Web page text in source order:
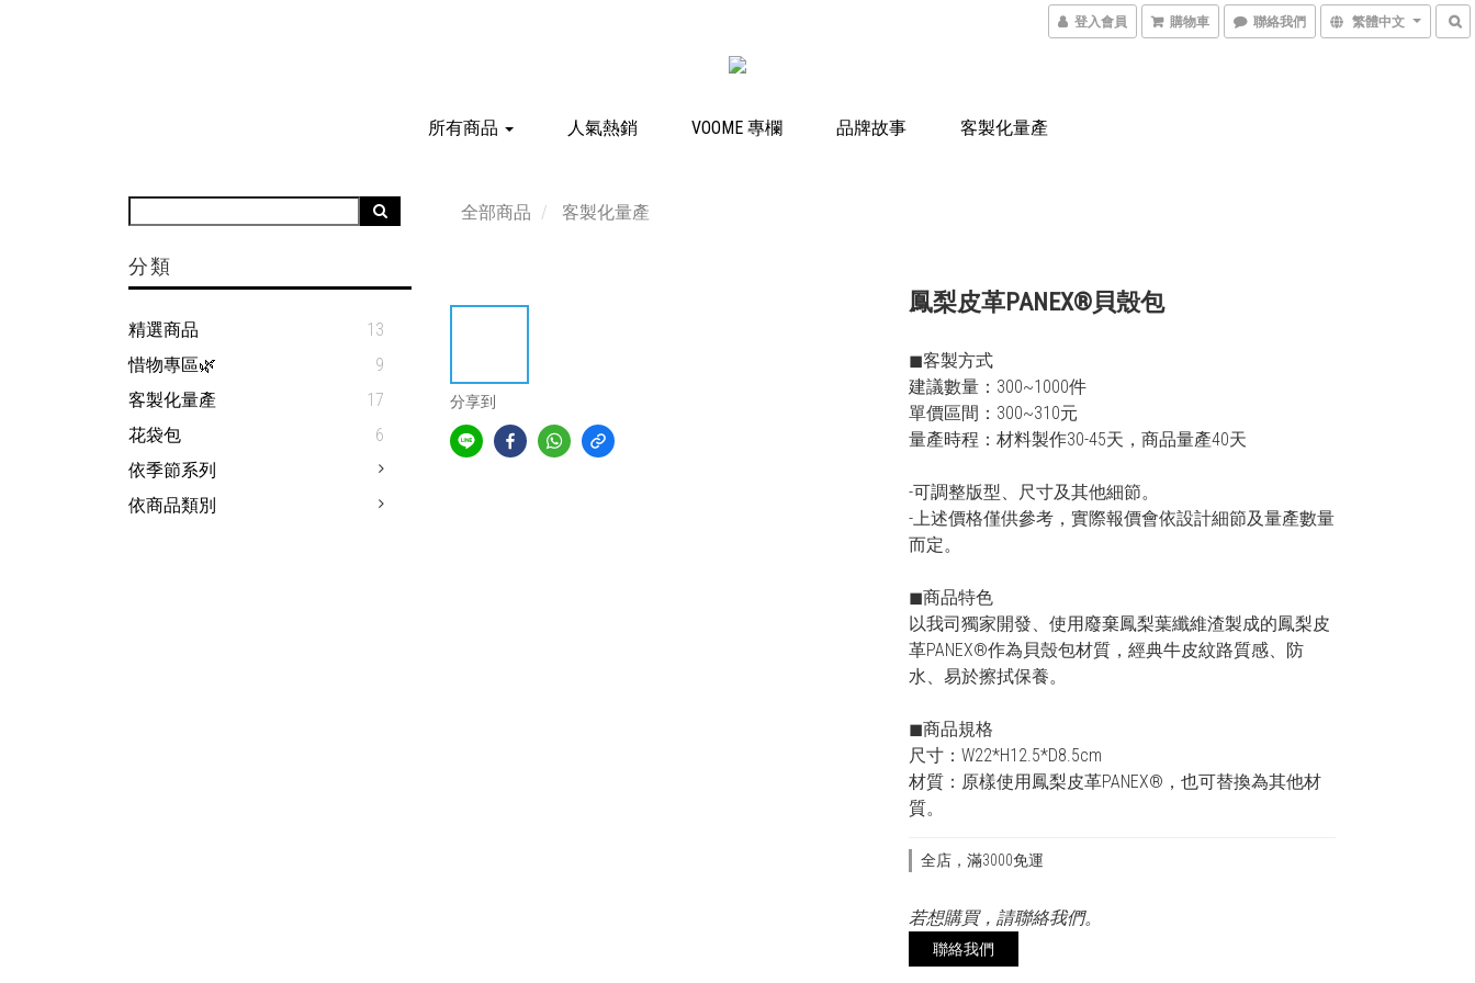
登入會員 購物車 聯絡我們 繁體中文
所有商品 人氣熱銷 VOOME 專欄 品牌故事 客製化量產
分類
精選商品
13
惜物專區🌿
9
客製化量產
17
花袋包
6
依季節系列
依商品類別
全部商品 客製化量產
分享到
鳳梨皮革PANEX®貝殼包
◼︎客製方式
建議數量：300~1000件
單價區間：300~310元
量產時程：材料製作30-45天，商品量產40天
-可調整版型、尺寸及其他細節。
-上述價格僅供參考，實際報價會依設計細節及量產數量
而定。
◼︎商品特色
以我司獨家開發、使用廢棄鳳梨葉纖維渣製成的鳳梨皮
革PANEX®作為貝殼包材質，經典牛皮紋路質感、防
水、易於擦拭保養。
◼︎商品規格
尺寸：W22*H12.5*D8.5cm
材質：原樣使用鳳梨皮革PANEX®，也可替換為其他材
質。
全店，滿3000免運
若想購買，請聯絡我們。
聯絡我們